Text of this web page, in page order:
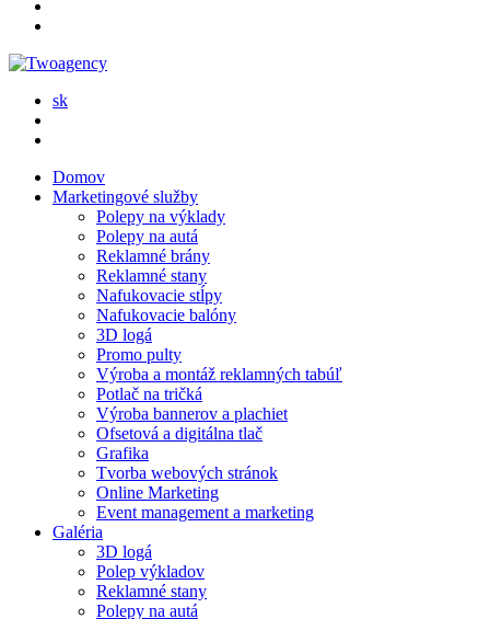
sk
Domov
Marketingové služby
Polepy na výklady
Polepy na autá
Reklamné brány
Reklamné stany
Nafukovacie stĺpy
Nafukovacie balóny
3D logá
Promo pulty
Výroba a montáž reklamných tabúľ
Potlač na tričká
Výroba bannerov a plachiet
Ofsetová a digitálna tlač
Grafika
Tvorba webových stránok
Online Marketing
Event management a marketing
Galéria
3D logá
Polep výkladov
Reklamné stany
Polepy na autá